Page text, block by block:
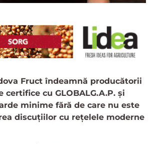
Fruct îndeamnă producătorii
certifice cu GLOBALG.A.P. și
minime fără de care nu este
discuțiilor cu rețelele moderne